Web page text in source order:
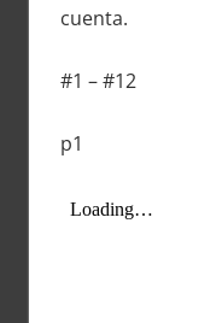
cuenta.
#1 – #12
p1